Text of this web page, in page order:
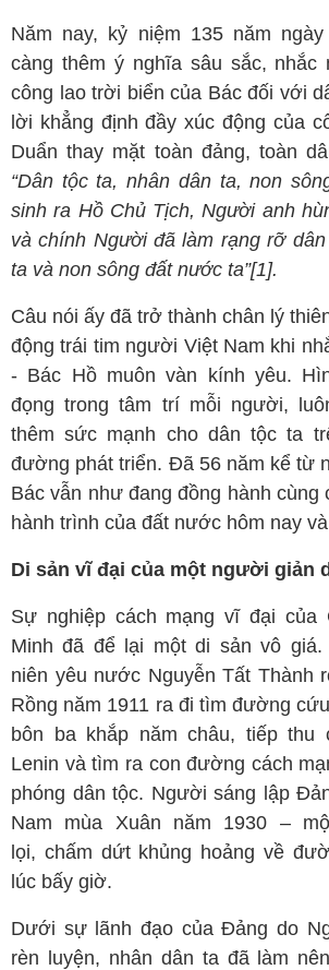
Năm nay, kỷ niệm 135 năm
càng thêm ý nghĩa sâu sắc, nhắc
công lao trời biển của Bác đối với
lời khẳng định đầy xúc động của
Duẩn thay mặt toàn đảng, toàn
“Dân tộc ta, nhân dân ta, non
sinh ra Hồ Chủ Tịch, Người anh
và chính Người đã làm rạng rỡ
ta và non sông đất nước ta”[1].
Câu nói ấy đã trở thành chân lý
động trái tim người Việt Nam khi
- Bác Hồ muôn vàn kính yêu.
đọng trong tâm trí mỗi người,
thêm sức mạnh cho dân tộc ta
đường phát triển. Đã 56 năm kể từ
Bác vẫn như đang đồng hành cùng
hành trình của đất nước hôm nay
Di sản vĩ đại của một người giản
Sự nghiệp cách mạng vĩ đại của
Minh đã để lại một di sản vô giá.
niên yêu nước Nguyễn Tất Thành
Rồng năm 1911 ra đi tìm đường
bôn ba khắp năm châu, tiếp thu
Lenin và tìm ra con đường cách
phóng dân tộc. Người sáng lập
Nam mùa Xuân năm 1930 –
lọi, chấm dứt khủng hoảng về
lúc bấy giờ.
Dưới sự lãnh đạo của Đảng do
rèn luyện, nhân dân ta đã làm